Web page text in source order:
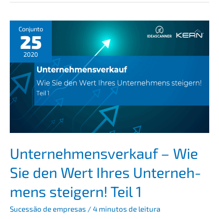
Wie
Sie
Ihren
Unter­
neh­
mens­
wert
steigern!
Conjun­to
25
2020
Unter­nehmens­verkauf – Wie
Sie den Wert Ihres Unter­neh­
mens steigern! Teil 1
Suces­são de empre­sas / 4 minutos de leitura